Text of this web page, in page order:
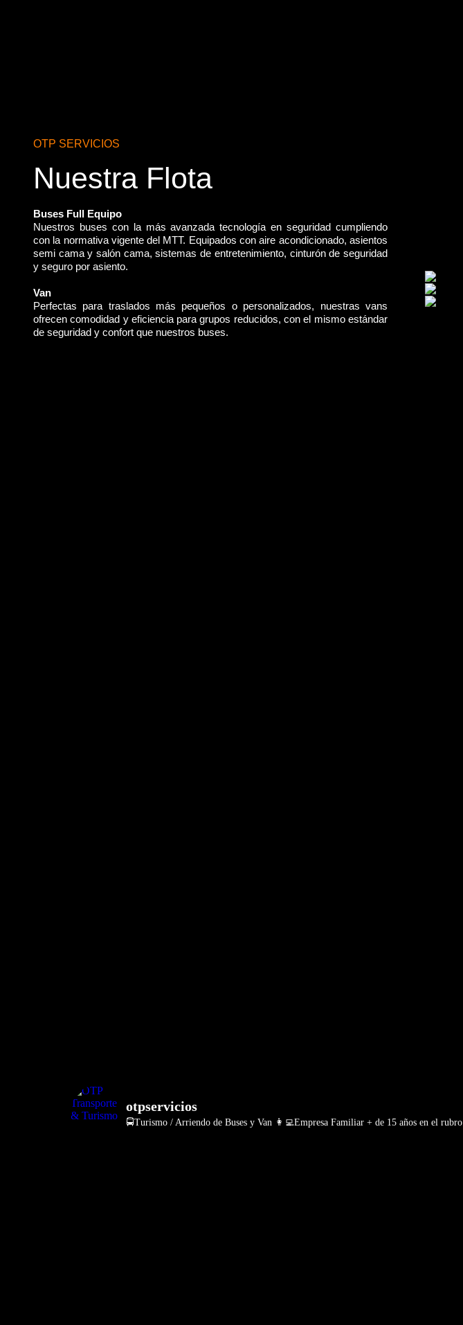
OTP SERVICIOS
Nuestra Flota
Buses Full Equipo
Nuestros buses con la más avanzada tecnología en seguridad cumpliendo
con la normativa vigente del MTT. Equipados con aire acondicionado, asientos
semi cama y salón cama, sistemas de entretenimiento, cinturón de seguridad
y seguro por asiento.
Van
Perfectas para traslados más pequeños o personalizados, nuestras vans
ofrecen comodidad y eficiencia para grupos reducidos, con el mismo estándar
de seguridad y confort que nuestros buses.
otpservicios
🚍Turismo / Arriendo de Buses y Van 👩‍💻Empresa Familiar + de 15 años en el rubro